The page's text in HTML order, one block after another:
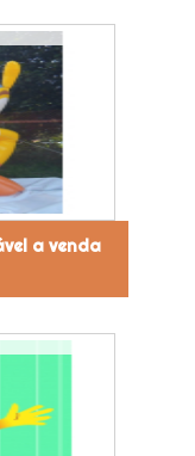
a venda